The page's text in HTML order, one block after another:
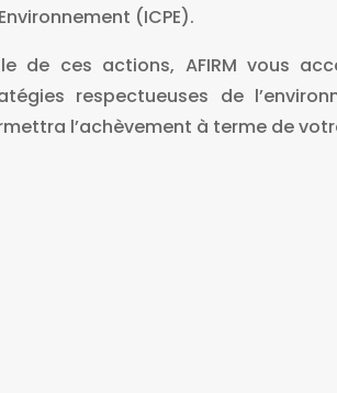
(ICPE).
de ces actions, AFIRM vous
respectueuses de
l’achèvement à terme de